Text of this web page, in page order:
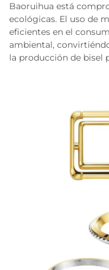
Baoruihua está
ecológicas. El uso de
eficientes en el
ambiental,
la producción de bisel